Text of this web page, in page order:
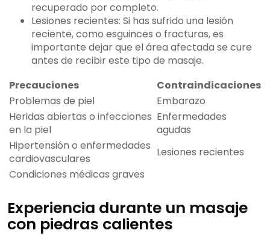
recuperado por completo.
Lesiones recientes: Si has sufrido una lesión
reciente, como esguinces o fracturas, es
importante dejar que el área afectada se cure
antes de recibir este tipo de masaje.
Precauciones
Contraindicaciones
Problemas de piel
Embarazo
Heridas abiertas o infecciones
en la piel
Enfermedades
agudas
Hipertensión o enfermedades
cardiovasculares
Lesiones recientes
Condiciones médicas graves
Experiencia durante un masaje
con piedras calientes